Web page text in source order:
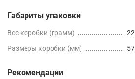
Габариты упаковки
Вес коробки (грамм)
Размеры коробки (мм)
Рекомендации